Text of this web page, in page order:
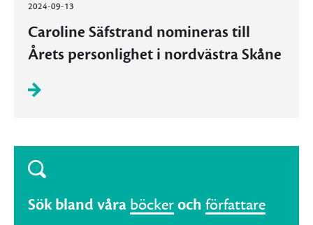
2024-09-13
Caroline Säfstrand nomineras till
Årets personlighet i nordvästra Skåne
Sök bland våra böckeroch författare